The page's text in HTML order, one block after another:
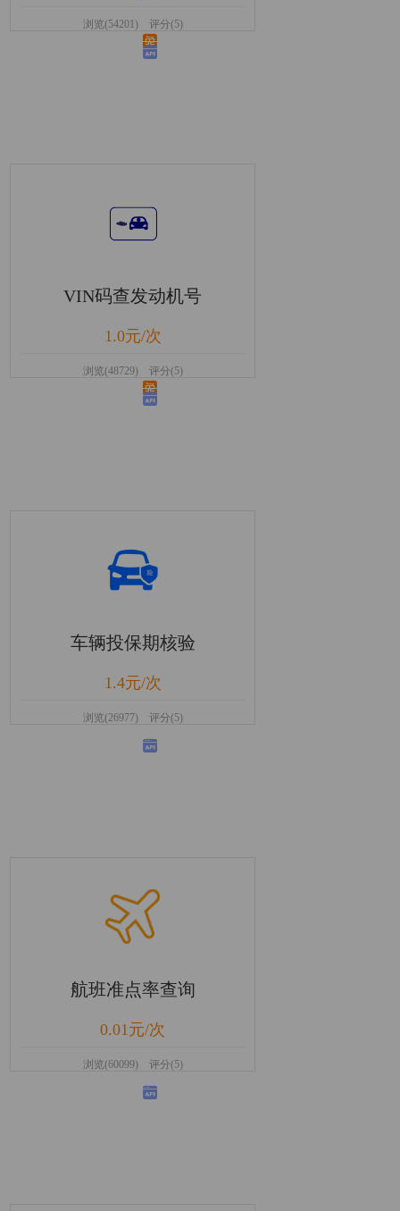
浏览(54201) 评分(5)
VIN码查发动机号
1.0元/次
浏览(48729) 评分(5)
车辆投保期核验
1.4元/次
浏览(26977) 评分(5)
航班准点率查询
0.01元/次
浏览(60099) 评分(5)